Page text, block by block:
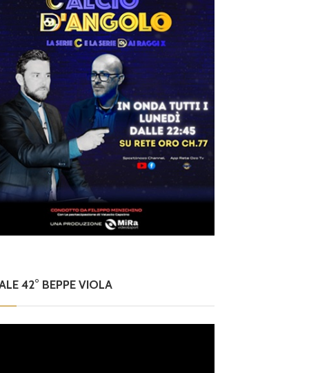
42° BEPPE VIOLA